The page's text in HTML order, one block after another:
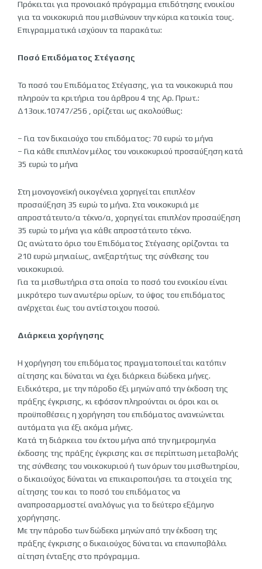
Πρόκειται για προνοιακό πρόγραμμα επιδότησης ενοικίου
για τα νοικοκυριά που μισθώνουν την κύρια κατοικία τους.
Επιγραμματικά ισχύουν τα παρακάτω:
Ποσό Επιδόματος Στέγασης
Το ποσό του Επιδόματος Στέγασης, για τα νοικοκυριά που
πληρούν τα κριτήρια του άρθρου 4 της Αρ. Πρωτ.:
Δ13οικ.10747/256 , ορίζεται ως ακολούθως:
– Για τον δικαιούχο του επιδόματος: 70 ευρώ το μήνα
– Για κάθε επιπλέον μέλος του νοικοκυριού προσαύξηση κατά
35 ευρώ το μήνα
Στη μονογονεϊκή οικογένεια χορηγείται επιπλέον
προσαύξηση 35 ευρώ το μήνα. Στα νοικοκυριά με
απροστάτευτο/α τέκνο/α, χορηγείται επιπλέον προσαύξηση
35 ευρώ το μήνα για κάθε απροστάτευτο τέκνο.
Ως ανώτατο όριο του Επιδόματος Στέγασης ορίζονται τα
210 ευρώ μηνιαίως, ανεξαρτήτως της σύνθεσης του
νοικοκυριού.
Για τα μισθωτήρια στα οποία το ποσό του ενοικίου είναι
μικρότερο των ανωτέρω ορίων, το ύψος του επιδόματος
ανέρχεται έως του αντίστοιχου ποσού.
Διάρκεια χορήγησης
Η χορήγηση του επιδόματος πραγματοποιείται κατόπιν
αίτησης και δύναται να έχει διάρκεια δώδεκα μήνες.
Ειδικότερα, με την πάροδο έξι μηνών από την έκδοση της
πράξης έγκρισης, κι εφόσον πληρούνται οι όροι και οι
προϋποθέσεις η χορήγηση του επιδόματος ανανεώνεται
αυτόματα για έξι ακόμα μήνες.
Κατά τη διάρκεια του έκτου μήνα από την ημερομηνία
έκδοσης της πράξης έγκρισης και σε περίπτωση μεταβολής
της σύνθεσης του νοικοκυριού ή των όρων του μισθωτηρίου,
ο δικαιούχος δύναται να επικαιροποιήσει τα στοιχεία της
αίτησης του και το ποσό του επιδόματος να
αναπροσαρμοστεί αναλόγως για το δεύτερο εξάμηνο
χορήγησης.
Με την πάροδο των δώδεκα μηνών από την έκδοση της
πράξης έγκρισης ο δικαιούχος δύναται να επανυποβάλει
αίτηση ένταξης στο πρόγραμμα.